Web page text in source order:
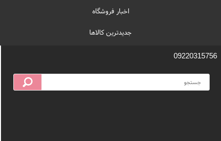
اخبار فروشگاه
جدیدترین کالاها
09220315756